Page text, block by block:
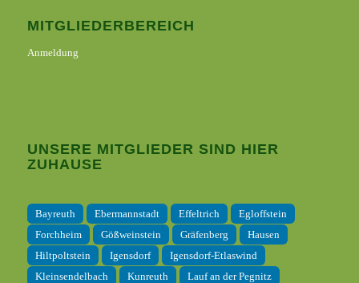
MITGLIEDERBEREICH
Anmeldung
UNSERE MITGLIEDER SIND HIER
ZUHAUSE
Bayreuth Ebermannstadt Effeltrich
Egloffstein
Forchheim
Gößweinstein Gräfenberg
Hausen
Hiltpoltstein
Igensdorf
Igensdorf-Etlaswind
Kleinsendelbach
Kunreuth
Lauf an der Pegnitz